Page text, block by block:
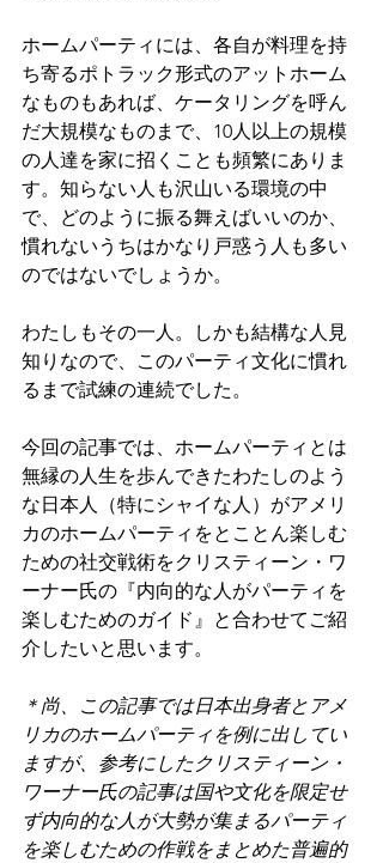
ホームパーティには、各自が料理を持
ち寄るポトラック形式のアットホーム
なものもあれば、ケータリングを呼ん
だ大規模なものまで、10人以上の規模
の人達を家に招くことも頻繁にありま
す。知らない人も沢山いる環境の中
で、どのように振る舞えばいいのか、
慣れないうちはかなり戸惑う人も多い
のではないでしょうか。
わたしもその一人。しかも結構な人見
知りなので、このパーティ文化に慣れ
るまで試練の連続でした。
今回の記事では、ホームパーティとは
無縁の人生を歩んできたわたしのよう
な日本人（特にシャイな人）がアメリ
カのホームパーティをとことん楽しむ
ための社交戦術をクリスティーン・ワ
ーナー氏の『内向的な人がパーティを
楽しむためのガイド』と合わせてご紹
介したいと思います。
＊尚、この記事では日本出身者とアメ
リカのホームパーティを例に出してい
ますが、参考にしたクリスティーン・
ワーナー氏の記事は国や文化を限定せ
ず内向的な人が大勢が集まるパーティ
を楽しむための作戦をまとめた普遍的